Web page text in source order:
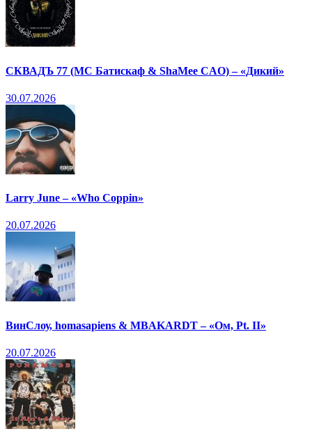
СКВАДЪ 77 (МС Батискаф & ShaMee CAO) – «Дикий»
30.07.2026
Larry June – «Who Coppin»
20.07.2026
ВинСлоу, homasapiens & MBAKARDT – «Ом, Pt. II»
20.07.2026